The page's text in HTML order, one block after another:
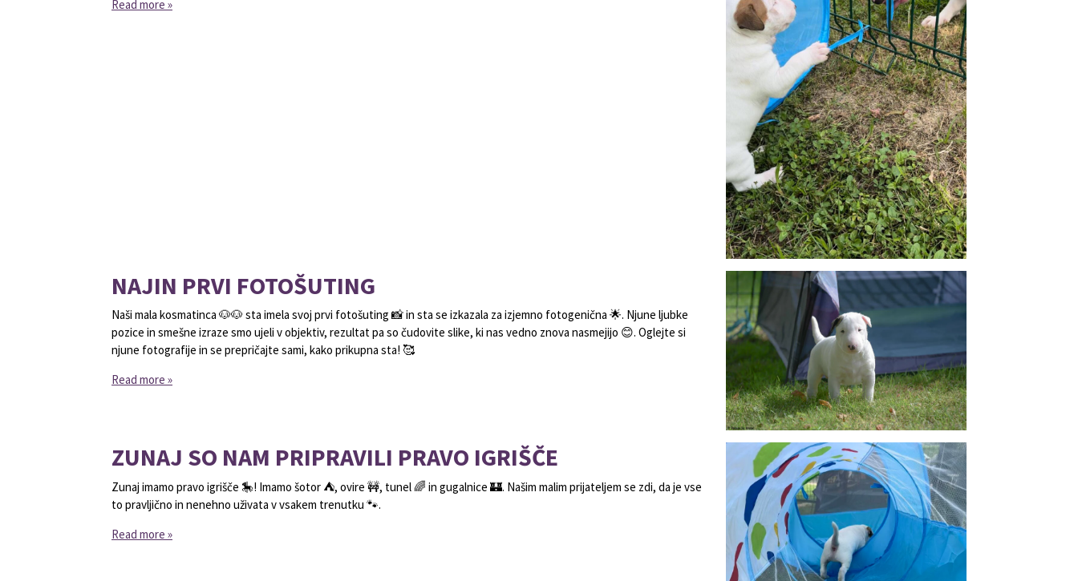
Read more »
NAJIN PRVI FOTOŠUTING
Naši mala kosmatinca 🐶🐶 sta imela svoj prvi fotošuting 📸 in sta se izkazala za izjemno fotogenična 🌟. Njune ljubke
pozice in smešne izraze smo ujeli v objektiv, rezultat pa so čudovite slike, ki nas vedno znova nasmejijo 😊. Oglejte si
njune fotografije in se prepričajte sami, kako prikupna sta! 🥰
Read more »
ZUNAJ SO NAM PRIPRAVILI PRAVO IGRIŠČE
Zunaj imamo pravo igrišče 🎠! Imamo šotor ⛺, ovire 🚧, tunel 🌈 in gugalnice 🏰. Našim malim prijateljem se zdi, da je vse
to pravljično in nenehno uživata v vsakem trenutku 🐾.
Read more »